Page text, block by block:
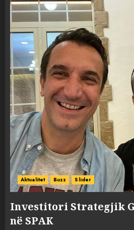
Aktualitet Buzz Slider
Investitori Strategjik
në SPAK